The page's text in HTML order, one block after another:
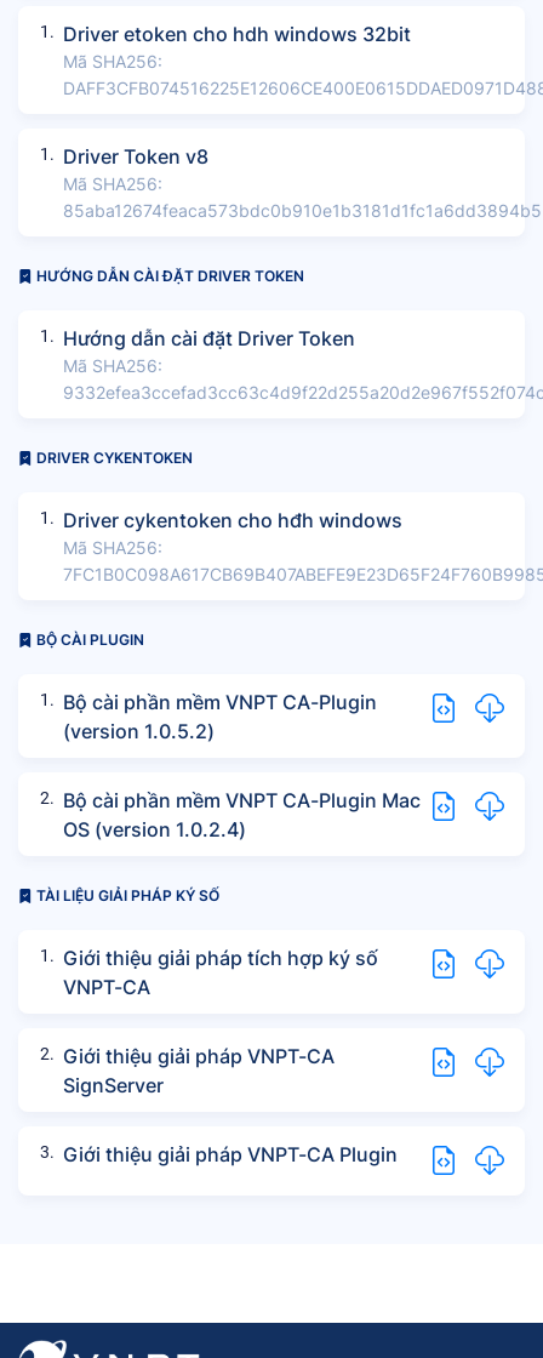
1. Driver etoken cho hdh windows 32bit
Mã SHA256:
1. Driver Token v8
Mã SHA256:
HƯỚNG DẪN CÀI ĐẶT DRIVER TOKEN
1. Hướng dẫn cài đặt Driver Token
Mã SHA256:
DRIVER CYKENTOKEN
1. Driver cykentoken cho hđh windows
Mã SHA256:
BỘ CÀI PLUGIN
1. Bộ cài phần mềm VNPT CA-Plugin
(version 1.0.5.2)
2. Bộ cài phần mềm VNPT CA-Plugin Mac
OS (version 1.0.2.4)
TÀI LIỆU GIẢI PHÁP KÝ SỐ
1. Giới thiệu giải pháp tích hợp ký số
VNPT-CA
2. Giới thiệu giải pháp VNPT-CA
SignServer
3. Giới thiệu giải pháp VNPT-CA Plugin